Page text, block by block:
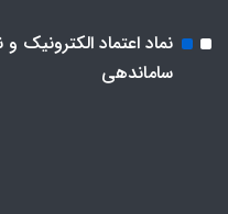
نماد اعتماد الکترونیک و
ساماندهی